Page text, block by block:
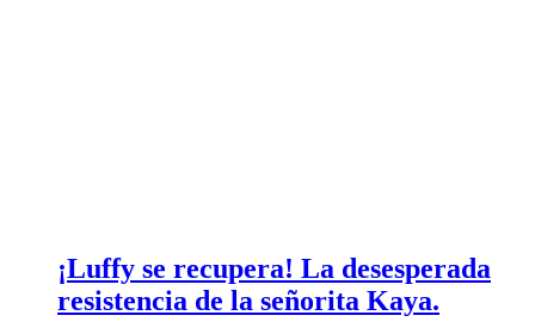
¡Luffy se recupera! La desesperada
resistencia de la señorita Kaya.